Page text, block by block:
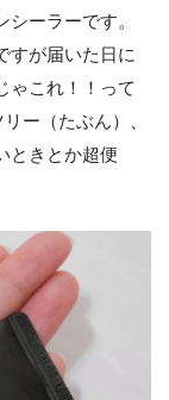
ーラーです。
すが届いた日に
ゃこれ！！って
ー（たぶん）、
ときとか超便